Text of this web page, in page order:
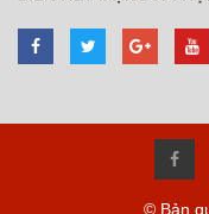
© Bản